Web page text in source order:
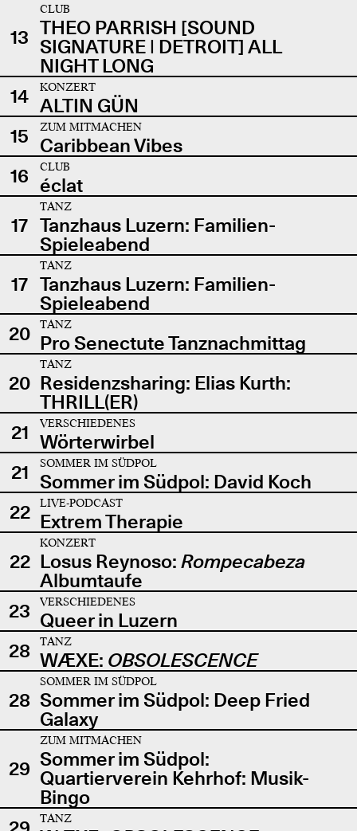
13
CLUB
THEO PARRISH [SOUND
SIGNATURE | DETROIT] ALL
NIGHT LONG
14
KONZERT
ALTIN GÜN
15
ZUM MITMACHEN
Caribbean Vibes
16
CLUB
éclat
17
TANZ
Tanzhaus Luzern: Familien-
Spieleabend
17
TANZ
Tanzhaus Luzern: Familien-
Spieleabend
20
TANZ
Pro Senectute Tanznachmittag
20
TANZ
Residenzsharing: Elias Kurth:
THRILL(ER)
21
VERSCHIEDENES
Wörterwirbel
21
SOMMER IM SÜDPOL
Sommer im Südpol: David Koch
22
LIVE-PODCAST
Extrem Therapie
22
KONZERT
Losus Reynoso: Rompecabeza
Albumtaufe
23
VERSCHIEDENES
Queer in Luzern
28
TANZ
WÆXE: OBSOLESCENCE
28
SOMMER IM SÜDPOL
Sommer im Südpol: Deep Fried
Galaxy
29
ZUM MITMACHEN
Sommer im Südpol:
Quartierverein Kehrhof: Musik-
Bingo
TANZ